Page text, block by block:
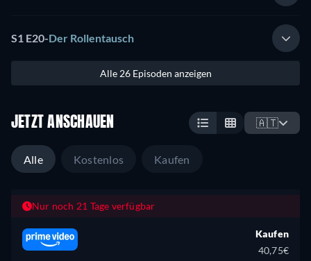
S1 E20-Der Rollentausch
Alle 26 Episoden anzeigen
JETZT ANSCHAUEN 🇦🇹
Alle Kostenlos Kaufen
Nur noch 21 Tage verfügbar
Kaufen
40,75€